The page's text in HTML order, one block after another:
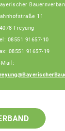
11
Freyung
08551 91657-10
08551 91657-19
Mail: